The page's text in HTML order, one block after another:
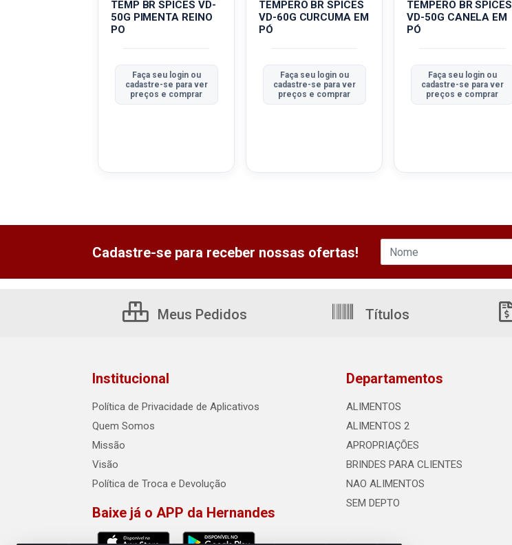
TEMP BR SPICES VD-
50G PIMENTA REINO
PO
Faça seu login ou
cadastre-se para ver
preços e comprar
TEMPERO BR SPICES
VD-60G CURCUMA EM
PÓ
Faça seu login ou
cadastre-se para ver
preços e comprar
TEMPERO BR SPICES
VD-50G CANELA EM
PÓ
Faça seu login ou
cadastre-se para ver
preços e comprar
Cadastre-se para receber nossas ofertas!
Meus Pedidos Títulos
Institucional
Política de Privacidade de Aplicativos
Quem Somos
Missão
Visão
Política de Troca e Devolução
Baixe já o APP da Hernandes
Departamentos
ALIMENTOS
ALIMENTOS 2
APROPRIAÇÕES
BRINDES PARA CLIENTES
NAO ALIMENTOS
SEM DEPTO